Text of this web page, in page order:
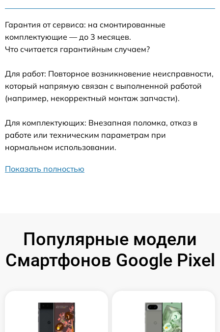
Гарантия от сервиса: на смонтированные
комплектующие — до 3 месяцев.
Что считается гарантийным случаем?
Для работ: Повторное возникновение неисправности,
который напрямую связан с выполненной работой
(например, некорректный монтаж запчасти).
Для комплектующих: Внезапная поломка, отказ в
работе или техническим параметрам при
нормальном использовании.
Показать полностью
Популярные модели
Смартфонов Google Pixel